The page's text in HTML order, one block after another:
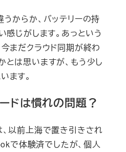
からか、バッテリーの持
感じがします。あっという
まだクラウド同期が終わ
とは思いますが、もう少し
ます。
ドは慣れの問題？
、以前上海で置き引きされ
で体験済でしたが、個人